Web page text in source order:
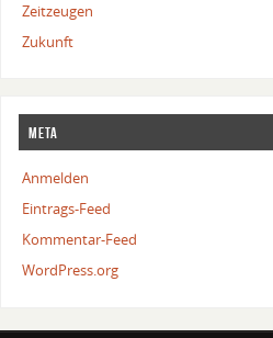
Zeitzeugen
Zukunft
Meta
Anmelden
Eintrags-Feed
Kommentar-Feed
WordPress.org